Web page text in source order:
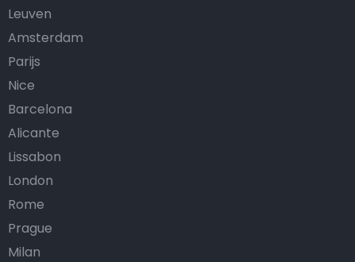
Leuven
Amsterdam
Parijs
Nice
Barcelona
Alicante
Lissabon
London
Rome
Prague
Milan